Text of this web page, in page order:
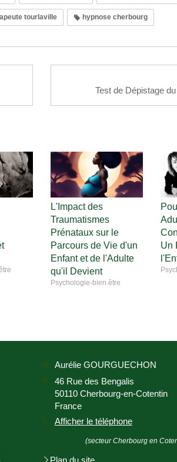
tourlaville hypnose cherbourg
Test de Dépistage
L'Impact des
Traumatismes
Prénataux sur le
Parcours de Vie d'un
Enfant et de l'Adulte
qu'il Devient
Psychologie-bien être
Un
Aurélie GOURGUECHON
46 Rue des Bengalis
50110 Cherbourg-en-Cotentin
France
Afficher le téléphone
(secteur Cherbourg en
Plan du site